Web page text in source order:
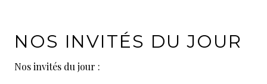
NOS INVITÉS DU JOUR
Nos invités du jour :